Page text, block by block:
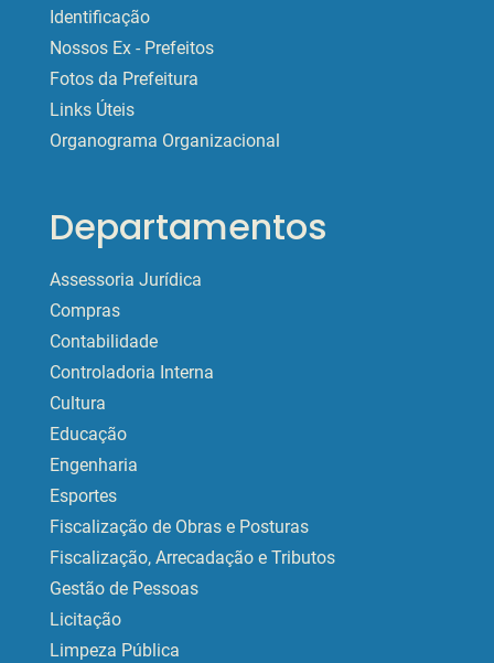
Identificação
Nossos Ex - Prefeitos
Fotos da Prefeitura
Links Úteis
Organograma Organizacional
Departamentos
Assessoria Jurídica
Compras
Contabilidade
Controladoria Interna
Cultura
Educação
Engenharia
Esportes
Fiscalização de Obras e Posturas
Fiscalização, Arrecadação e Tributos
Gestão de Pessoas
Licitação
Limpeza Pública